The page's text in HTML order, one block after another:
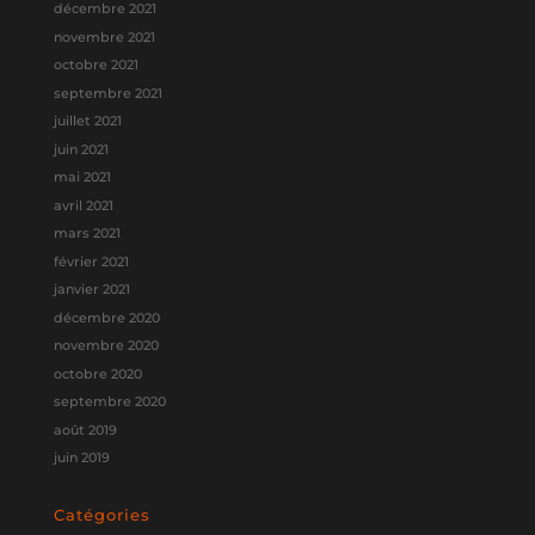
décembre 2021
novembre 2021
octobre 2021
septembre 2021
juillet 2021
juin 2021
mai 2021
avril 2021
mars 2021
février 2021
janvier 2021
décembre 2020
novembre 2020
octobre 2020
septembre 2020
août 2019
juin 2019
Catégories